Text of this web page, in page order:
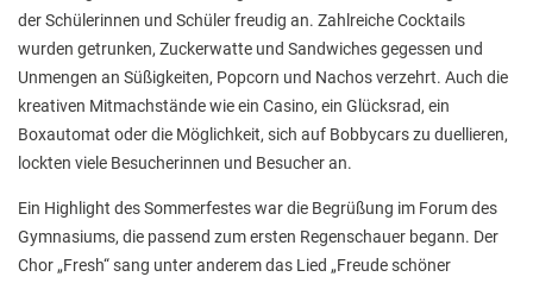
Musikschule
Stadtbücherei
Wirtschaft
Förderverein
Ziele des Fördervereins
Sitzungen und Protokolle
der Schülerinnen und Schüler freudig an. Zahlreiche Cocktails
wurden getrunken, Zuckerwatte und Sandwiches gegessen und
Unmengen an Süßigkeiten, Popcorn und Nachos verzehrt. Auch die
kreativen Mitmachstände wie ein Casino, ein Glücksrad, ein
Boxautomat oder die Möglichkeit, sich auf Bobbycars zu duellieren,
lockten viele Besucherinnen und Besucher an.
Ein Highlight des Sommerfestes war die Begrüßung im Forum des
Gymnasiums, die passend zum ersten Regenschauer begann. Der
Chor „Fresh“ sang unter anderem das Lied „Freude schöner